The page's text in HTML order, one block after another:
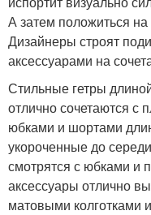
А затем положиться
Дизайнеры строят
аксессуарами на
Стильные гетры
отлично сочетаются с
юбками и шортами
укороченные до
смотрятся с юбками и
аксессуары отлично
матовыми колготками